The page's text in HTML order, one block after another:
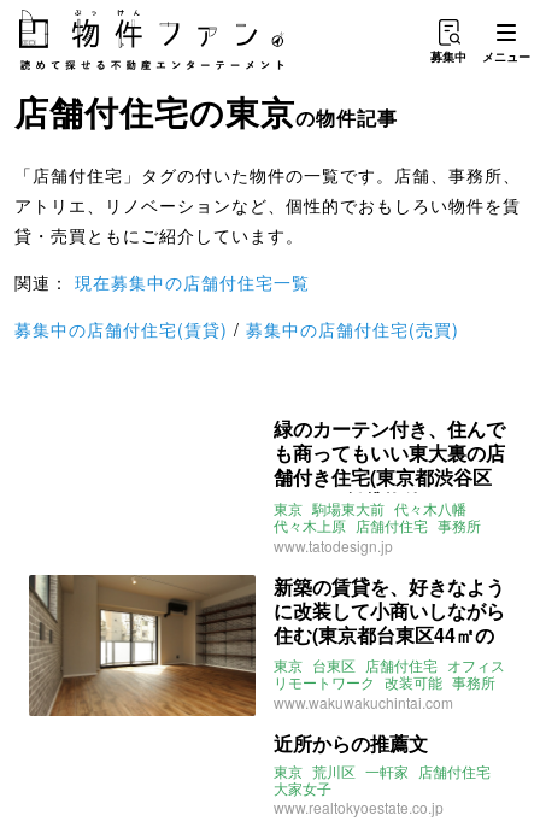
募集中 メニュー
店舗付住宅の東京の物件記事
「店舗付住宅」タグの付いた物件の一覧です。店舗、事務所、
アトリエ、リノベーションなど、個性的でおもしろい物件を賃
貸・売買ともにご紹介しています。
関連： 現在募集中の店舗付住宅一覧
募集中の店舗付住宅(賃貸) / 募集中の店舗付住宅(売買)
緑のカーテン付き、住んで
も商ってもいい東大裏の店
舗付き住宅(東京都渋谷区
110㎡の賃貸物件)
東京 駒場東大前 代々木八幡
代々木上原 店舗付住宅 事務所
店舗 土間 賃貸
www.tatodesign.jp
新築の賃貸を、好きなよう
に改装して小商いしながら
住む(東京都台東区44㎡の
賃貸物件)
東京 台東区 店舗付住宅 オフィス
リモートワーク 改装可能 事務所
店舗 職住一体 賃貸
www.wakuwakuchintai.com
近所からの推薦文
東京 荒川区 一軒家
店舗付住宅
大家女子
www.realtokyoestate.co.jp